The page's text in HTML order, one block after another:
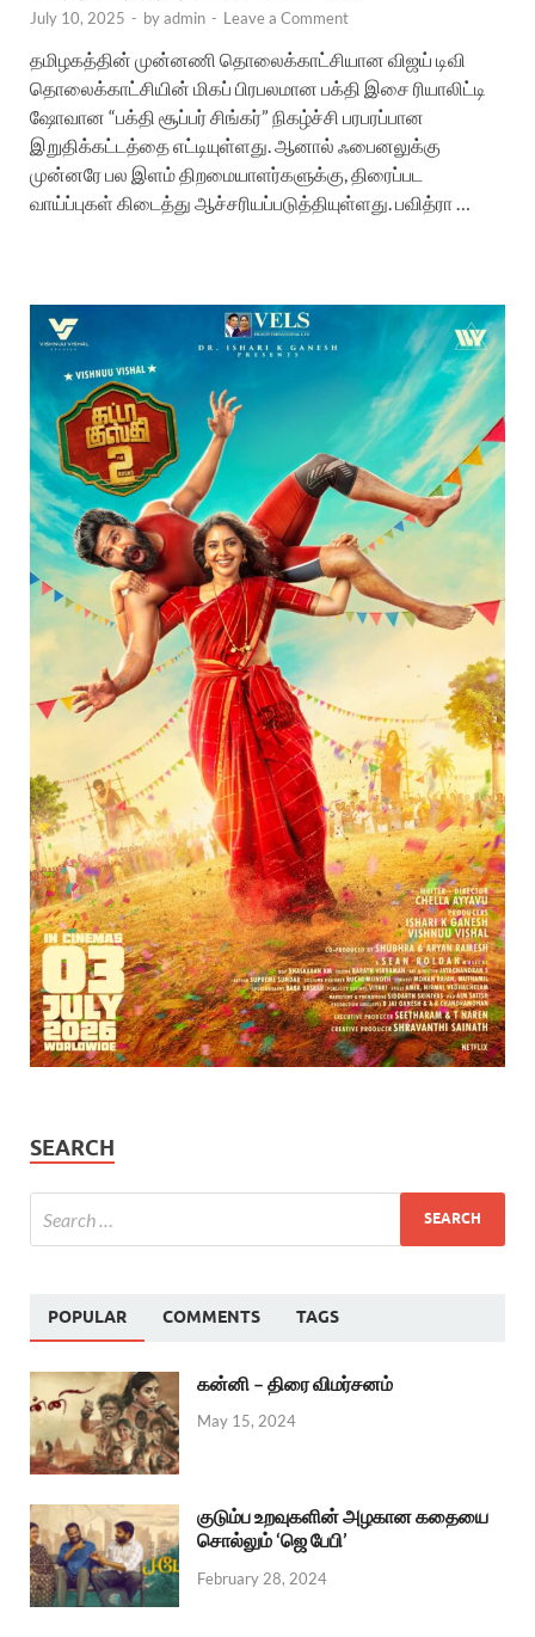
July 10, 2025 - byadmin - Leave a Comment
தமிழகத்தின் முன்னணி தொலைக்காட்சியான விஜய் டிவி
தொலைக்காட்சியின் மிகப் பிரபலமான பக்தி இசை ரியாலிட்டி
ஷோவான “பக்தி சூப்பர் சிங்கர்” நிகழ்ச்சி பரபரப்பான
இறுதிக்கட்டத்தை எட்டியுள்ளது. ஆனால் ஃபைனலுக்கு
முன்னரே பல இளம் திறமையாளர்களுக்கு, திரைப்பட
வாய்ப்புகள் கிடைத்து ஆச்சரியப்படுத்தியுள்ளது. பவித்ரா …
SEARCH
POPULAR COMMENTS TAGS
கன்னி – திரை விமர்சனம்
May 15, 2024
குடும்ப உறவுகளின் அழகான கதையை
சொல்லும் ‘ஜெ பேபி’
February 28, 2024